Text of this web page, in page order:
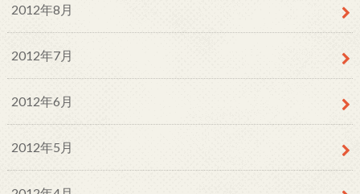
2012年8月
2012年7月
2012年6月
2012年5月